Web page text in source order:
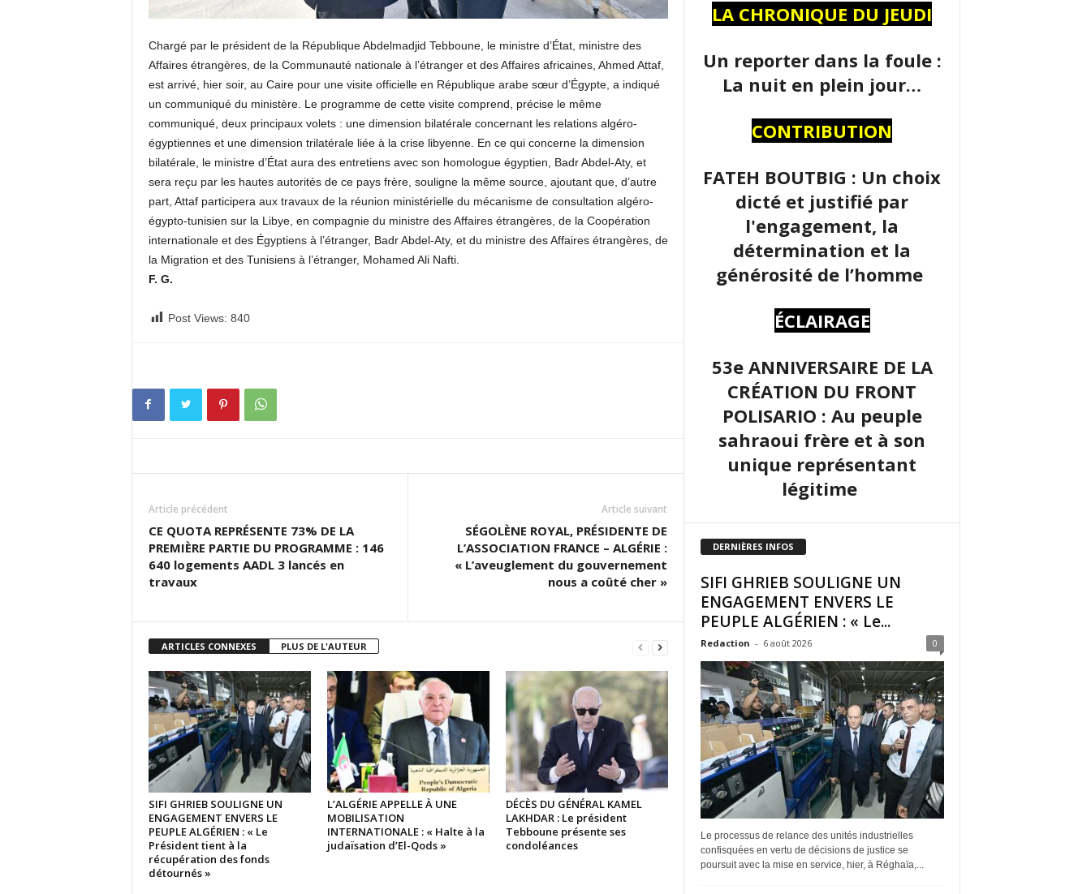
Chargé par le président de la République Abdelmadjid Tebboune, le ministre d’État, ministre des
Affaires étrangères, de la Communauté nationale à l’étranger et des Affaires africaines, Ahmed Attaf,
est arrivé, hier soir, au Caire pour une visite officielle en République arabe sœur d’Égypte, a indiqué
un communiqué du ministère. Le programme de cette visite comprend, précise le même
communiqué, deux principaux volets : une dimension bilatérale concernant les relations algéro-
égyptiennes et une dimension trilatérale liée à la crise libyenne. En ce qui concerne la dimension
bilatérale, le ministre d’État aura des entretiens avec son homologue égyptien, Badr Abdel-Aty, et
sera reçu par les hautes autorités de ce pays frère, souligne la même source, ajoutant que, d’autre
part, Attaf participera aux travaux de la réunion ministérielle du mécanisme de consultation algéro-
égypto-tunisien sur la Libye, en compagnie du ministre des Affaires étrangères, de la Coopération
internationale et des Égyptiens à l’étranger, Badr Abdel-Aty, et du ministre des Affaires étrangères, de
la Migration et des Tunisiens à l’étranger, Mohamed Ali Nafti.
F. G.
Post Views: 840
Article précédent
CE QUOTA REPRÉSENTE 73% DE LA
PREMIÈRE PARTIE DU PROGRAMME : 146
640 logements AADL 3 lancés en
travaux
Article suivant
SÉGOLÈNE ROYAL, PRÉSIDENTE DE
L’ASSOCIATION FRANCE – ALGÉRIE :
« L’aveuglement du gouvernement
nous a coûté cher »
ARTICLES CONNEXES PLUS DE L'AUTEUR
SIFI GHRIEB SOULIGNE UN
ENGAGEMENT ENVERS LE
PEUPLE ALGÉRIEN : « Le
Président tient à la
récupération des fonds
détournés »
L’ALGÉRIE APPELLE À UNE
MOBILISATION
INTERNATIONALE : « Halte à la
judaïsation d’El-Qods »
DÉCÈS DU GÉNÉRAL KAMEL
LAKHDAR : Le président
Tebboune présente ses
condoléances
LA CHRONIQUE DU JEUDI
Un reporter dans la foule :
La nuit en plein jour…
CONTRIBUTION
FATEH BOUTBIG : Un choix
dicté et justifié par
l'engagement, la
détermination et la
générosité de l’homme
ÉCLAIRAGE
53e ANNIVERSAIRE DE LA
CRÉATION DU FRONT
POLISARIO : Au peuple
sahraoui frère et à son
unique représentant
légitime
DERNIÈRES INFOS
SIFI GHRIEB SOULIGNE UN
ENGAGEMENT ENVERS LE
PEUPLE ALGÉRIEN : « Le...
Redaction - 6 août 2026 0
Le processus de relance des unités industrielles
confisquées en vertu de décisions de justice se
poursuit avec la mise en service, hier, à Réghaïa,...